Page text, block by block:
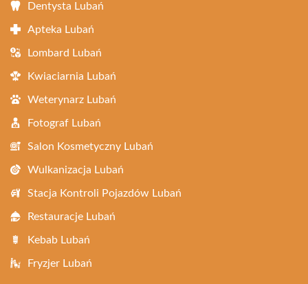
Dentysta Lubań
Apteka Lubań
Lombard Lubań
Kwiaciarnia Lubań
Weterynarz Lubań
Fotograf Lubań
Salon Kosmetyczny Lubań
Wulkanizacja Lubań
Stacja Kontroli Pojazdów Lubań
Restauracje Lubań
Kebab Lubań
Fryzjer Lubań